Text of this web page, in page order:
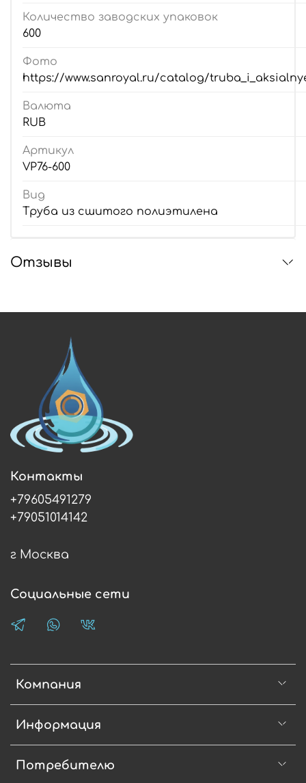
Количество заводских упаковок
600
Фото
https://www.sanroyal.ru/catalog/
Валюта
RUB
Артикул
VP76-600
Вид
Труба из сшитого полиэтилена
Отзывы
Компания
Информация
Потребителю
Контакты
+79605491279
+79051014142
г Москва
Социальные сети